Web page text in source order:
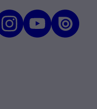
Youtube
Issuu